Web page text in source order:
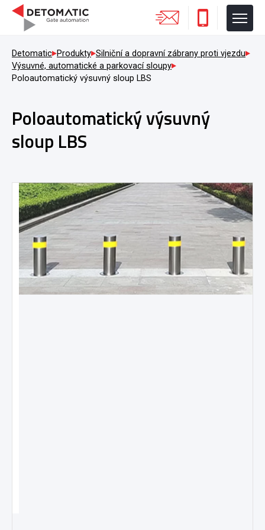
Detomatic Produkty Silniční a dopravní zábrany proti vjezdu
Výsuvné, automatické a parkovací sloupy
Poloautomatický výsuvný sloup LBS
Poloautomatický výsuvný
sloup LBS